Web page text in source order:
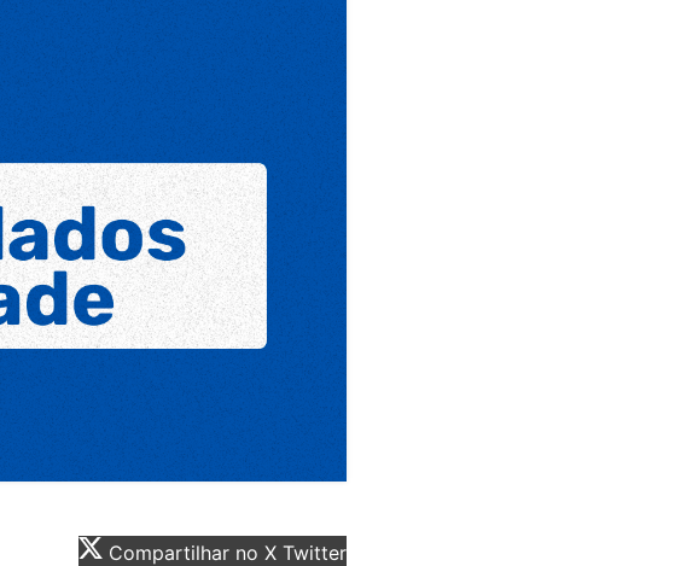
Compartilhar no X Twitter